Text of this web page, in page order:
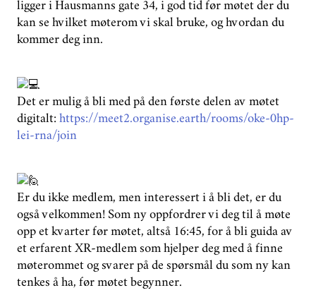
ligger i Hausmanns gate 34, i god tid før møtet der du
kan se hvilket møterom vi skal bruke, og hvordan du
kommer deg inn.
Det er mulig å bli med på den første delen av møtet
digitalt: https://meet2.organise.earth/rooms/oke-0hp-
lei-rna/join
Er du ikke medlem, men interessert i å bli det, er du
også velkommen! Som ny oppfordrer vi deg til å møte
opp et kvarter før møtet, altså 16:45, for å bli guida av
et erfarent XR-medlem som hjelper deg med å finne
møterommet og svarer på de spørsmål du som ny kan
tenkes å ha, før møtet begynner.